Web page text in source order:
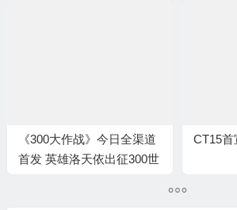
《300大作战》今日全渠道
首发 英雄洛天依出征300世
CT15首